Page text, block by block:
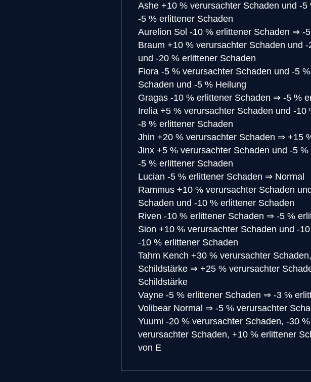
Ashe +10 % verursachter Schaden und -5
-5 % erlittener Schaden
Aurelion Sol -10 % erlittener Schaden ⇒ -
Braum +10 % verursachter Schaden und
und -20 % erlittener Schaden
Fiora -5 % verursachter Schaden und -5
Schaden und -5 % Heilung
Gragas -10 % erlittener Schaden ⇒ -5 %
Irelia +5 % verursachter Schaden und -10
-8 % erlittener Schaden
Jhin +20 % verursachter Schaden ⇒ +15
Jinx +5 % verursachter Schaden und -5
-5 % erlittener Schaden
Lucian -5 % erlittener Schaden ⇒ Normal
Rammus +10 % verursachter Schaden
Schaden und -10 % erlittener Schaden
Riven -10 % erlittener Schaden ⇒ -5 %
Sion +10 % verursachter Schaden und -
-10 % erlittener Schaden
Tahm Kench +30 % verursachter
Schildstärke ⇒ +25 % verursachter
Schildstärke
Vayne -5 % erlittener Schaden ⇒ -3 %
Volibear Normal ⇒ -5 % verursachter
Yuumi -20 % verursachter Schaden, -30
verursachter Schaden, +10 % erlittener
von E